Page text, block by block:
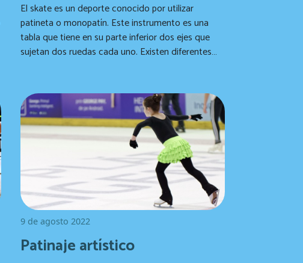
El skate es un deporte conocido por utilizar
patineta o monopatín. Este instrumento es una
tabla que tiene en su parte inferior dos ejes que
sujetan dos ruedas cada uno. Existen diferentes
9 de agosto 2022
Patinaje artístico